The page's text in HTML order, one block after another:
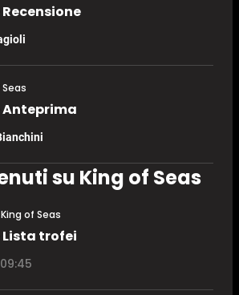
Anteprima
su King of Seas
of Seas
Lista trofei